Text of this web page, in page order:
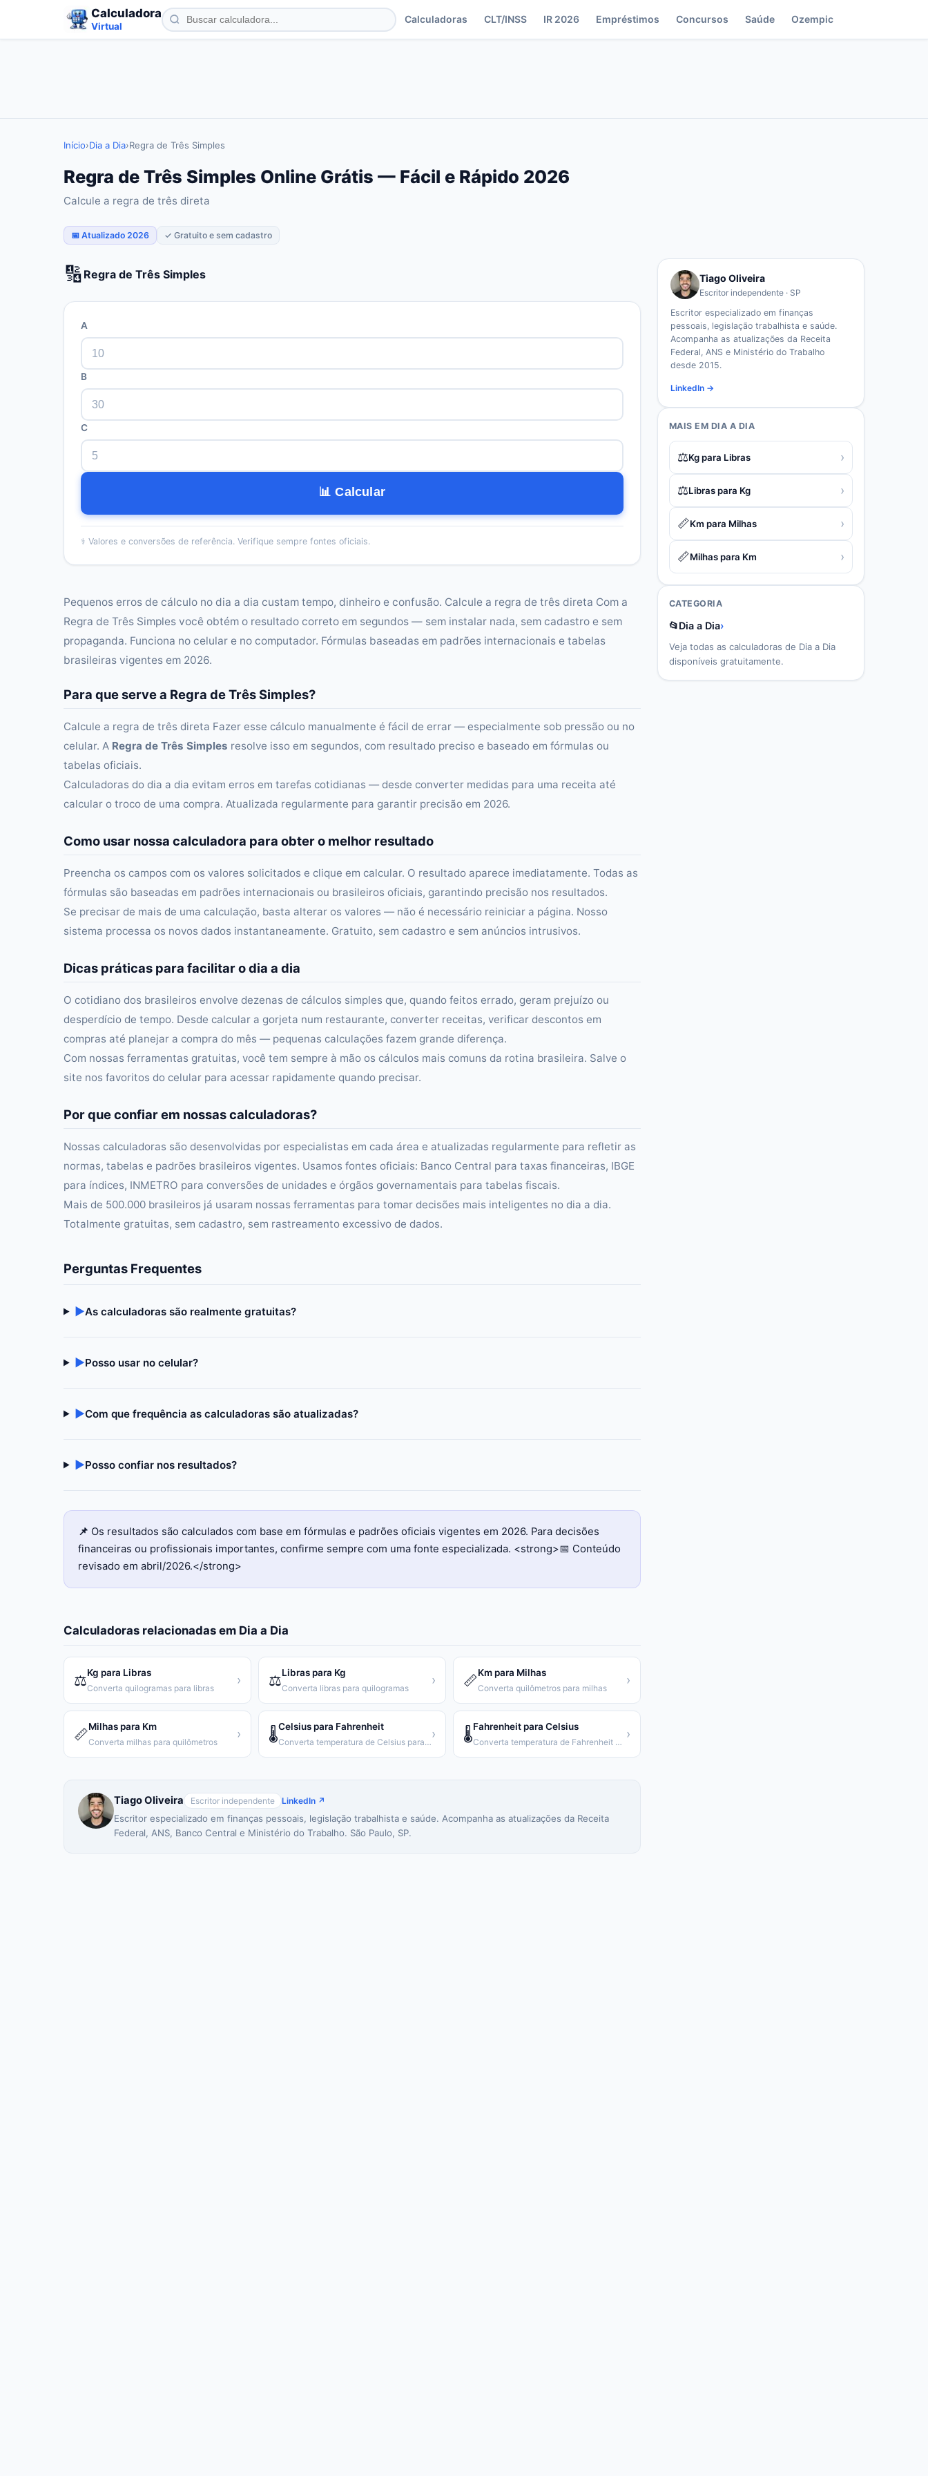
Calculadora
Virtual
Calculadoras CLT/INSS IR 2026 Empréstimos Concursos Saúde Ozempic
Início›Dia a Dia›Regra de Três Simples
Regra de Três Simples Online Grátis — Fácil e Rápido 2026
Calcule a regra de três direta
📅 Atualizado 2026 ✓ Gratuito e sem cadastro
🔢 Regra de Três Simples
A
B
C
📊 Calcular
⚕️ Valores e conversões de referência. Verifique sempre fontes oficiais.
Pequenos erros de cálculo no dia a dia custam tempo, dinheiro e confusão. Calcule a regra de três direta Com a
Regra de Três Simples você obtém o resultado correto em segundos — sem instalar nada, sem cadastro e sem
propaganda. Funciona no celular e no computador. Fórmulas baseadas em padrões internacionais e tabelas
brasileiras vigentes em 2026.
Para que serve a Regra de Três Simples?
Calcule a regra de três direta Fazer esse cálculo manualmente é fácil de errar — especialmente sob pressão ou no
celular. A Regra de Três Simples resolve isso em segundos, com resultado preciso e baseado em fórmulas ou
tabelas oficiais.
Calculadoras do dia a dia evitam erros em tarefas cotidianas — desde converter medidas para uma receita até
calcular o troco de uma compra. Atualizada regularmente para garantir precisão em 2026.
Como usar nossa calculadora para obter o melhor resultado
Preencha os campos com os valores solicitados e clique em calcular. O resultado aparece imediatamente. Todas as
fórmulas são baseadas em padrões internacionais ou brasileiros oficiais, garantindo precisão nos resultados.
Se precisar de mais de uma calculação, basta alterar os valores — não é necessário reiniciar a página. Nosso
sistema processa os novos dados instantaneamente. Gratuito, sem cadastro e sem anúncios intrusivos.
Dicas práticas para facilitar o dia a dia
O cotidiano dos brasileiros envolve dezenas de cálculos simples que, quando feitos errado, geram prejuízo ou
desperdício de tempo. Desde calcular a gorjeta num restaurante, converter receitas, verificar descontos em
compras até planejar a compra do mês — pequenas calculações fazem grande diferença.
Com nossas ferramentas gratuitas, você tem sempre à mão os cálculos mais comuns da rotina brasileira. Salve o
site nos favoritos do celular para acessar rapidamente quando precisar.
Por que confiar em nossas calculadoras?
Nossas calculadoras são desenvolvidas por especialistas em cada área e atualizadas regularmente para refletir as
normas, tabelas e padrões brasileiros vigentes. Usamos fontes oficiais: Banco Central para taxas financeiras, IBGE
para índices, INMETRO para conversões de unidades e órgãos governamentais para tabelas fiscais.
Mais de 500.000 brasileiros já usaram nossas ferramentas para tomar decisões mais inteligentes no dia a dia.
Totalmente gratuitas, sem cadastro, sem rastreamento excessivo de dados.
Perguntas Frequentes
▶As calculadoras são realmente gratuitas?
▶Posso usar no celular?
▶Com que frequência as calculadoras são atualizadas?
▶Posso confiar nos resultados?
📌 Os resultados são calculados com base em fórmulas e padrões oficiais vigentes em 2026. Para decisões
financeiras ou profissionais importantes, confirme sempre com uma fonte especializada. <strong>📅 Conteúdo
revisado em abril/2026.</strong>
Calculadoras relacionadas em Dia a Dia
⚖️Kg para Libras
Converta quilogramas para libras
› ⚖️Libras para Kg
Converta libras para quilogramas
› 📏Km para Milhas
Converta quilômetros para milhas
›
📏Milhas para Km
Converta milhas para quilômetros
› 🌡️Celsius para Fahrenheit
Converta temperatura de Celsius para Fahrenheit
› 🌡️Fahrenheit para Celsius
Converta temperatura de Fahrenheit para Celsius
›
Tiago Oliveira Escritor independente LinkedIn ↗
Escritor especializado em finanças pessoais, legislação trabalhista e saúde. Acompanha as atualizações da Receita
Federal, ANS, Banco Central e Ministério do Trabalho. São Paulo, SP.
Tiago Oliveira
Escritor independente · SP
Escritor especializado em finanças
pessoais, legislação trabalhista e saúde.
Acompanha as atualizações da Receita
Federal, ANS e Ministério do Trabalho
desde 2015.
LinkedIn →
MAIS EM DIA A DIA
⚖️Kg para Libras ›
⚖️Libras para Kg ›
📏Km para Milhas ›
📏Milhas para Km ›
CATEGORIA
📂Dia a Dia›
Veja todas as calculadoras de Dia a Dia
disponíveis gratuitamente.